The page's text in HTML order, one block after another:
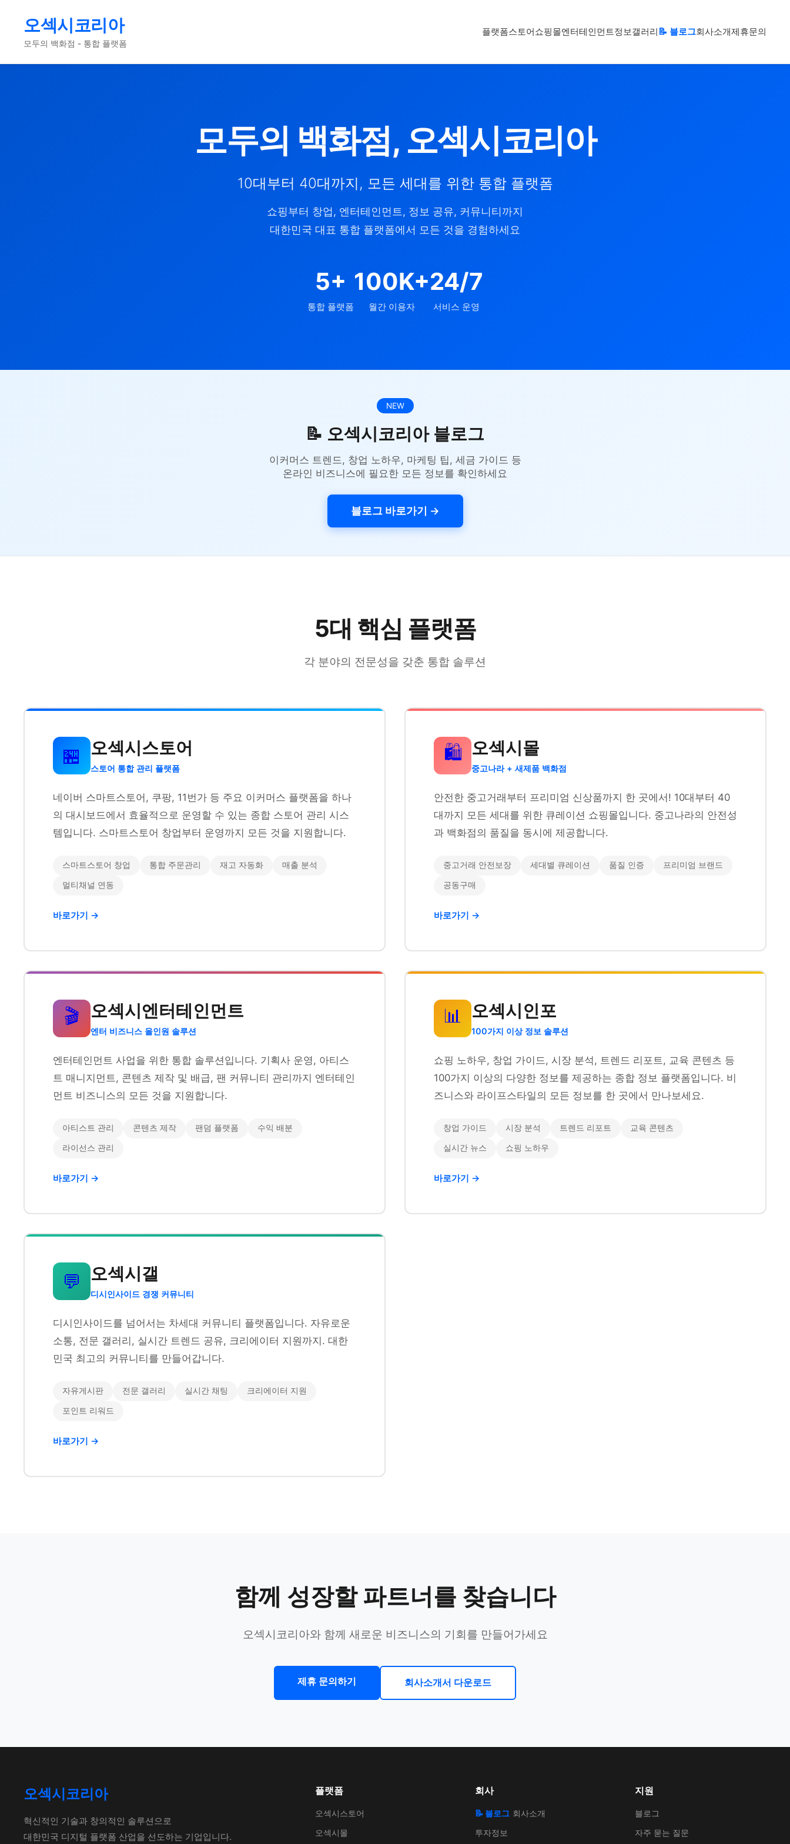
오섹시코리아
모두의 백화점 - 통합 플랫폼
플랫폼스토어쇼핑몰엔터테인먼트정보갤러리📝 블로그회사소개제휴문의
모두의 백화점, 오섹시코리아
10대부터 40대까지, 모든 세대를 위한 통합 플랫폼
쇼핑부터 창업, 엔터테인먼트, 정보 공유, 커뮤니티까지
대한민국 대표 통합 플랫폼에서 모든 것을 경험하세요
5+
통합 플랫폼
100K+
월간 이용자
24/7
서비스 운영
NEW
📝 오섹시코리아 블로그
이커머스 트렌드, 창업 노하우, 마케팅 팁, 세금 가이드 등
온라인 비즈니스에 필요한 모든 정보를 확인하세요
블로그 바로가기 →
5대 핵심 플랫폼
각 분야의 전문성을 갖춘 통합 솔루션
🏪 오섹시스토어
스토어 통합 관리 플랫폼
네이버 스마트스토어, 쿠팡, 11번가 등 주요 이커머스 플랫폼을 하나
의 대시보드에서 효율적으로 운영할 수 있는 종합 스토어 관리 시스
템입니다. 스마트스토어 창업부터 운영까지 모든 것을 지원합니다.
스마트스토어 창업 통합 주문관리 재고 자동화 매출 분석
멀티채널 연동
바로가기 →
🛍️ 오섹시몰
중고나라 + 새제품 백화점
안전한 중고거래부터 프리미엄 신상품까지 한 곳에서! 10대부터 40
대까지 모든 세대를 위한 큐레이션 쇼핑몰입니다. 중고나라의 안전성
과 백화점의 품질을 동시에 제공합니다.
중고거래 안전보장 세대별 큐레이션 품질 인증 프리미엄 브랜드
공동구매
바로가기 →
🎬 오섹시엔터테인먼트
엔터 비즈니스 올인원 솔루션
엔터테인먼트 사업을 위한 통합 솔루션입니다. 기획사 운영, 아티스
트 매니지먼트, 콘텐츠 제작 및 배급, 팬 커뮤니티 관리까지 엔터테인
먼트 비즈니스의 모든 것을 지원합니다.
아티스트 관리 콘텐츠 제작 팬덤 플랫폼 수익 배분
라이선스 관리
바로가기 →
📊 오섹시인포
100가지 이상 정보 솔루션
쇼핑 노하우, 창업 가이드, 시장 분석, 트렌드 리포트, 교육 콘텐츠 등
100가지 이상의 다양한 정보를 제공하는 종합 정보 플랫폼입니다. 비
즈니스와 라이프스타일의 모든 정보를 한 곳에서 만나보세요.
창업 가이드 시장 분석 트렌드 리포트 교육 콘텐츠
실시간 뉴스 쇼핑 노하우
바로가기 →
💬 오섹시갤
디시인사이드 경쟁 커뮤니티
디시인사이드를 넘어서는 차세대 커뮤니티 플랫폼입니다. 자유로운
소통, 전문 갤러리, 실시간 트렌드 공유, 크리에이터 지원까지. 대한
민국 최고의 커뮤니티를 만들어갑니다.
자유게시판 전문 갤러리 실시간 채팅 크리에이터 지원
포인트 리워드
바로가기 →
함께 성장할 파트너를 찾습니다
오섹시코리아와 함께 새로운 비즈니스의 기회를 만들어가세요
제휴 문의하기 회사소개서 다운로드
오섹시코리아
혁신적인 기술과 창의적인 솔루션으로
대한민국 디지털 플랫폼 산업을 선도하는 기업입니다.
플랫폼
오섹시스토어
오섹시몰
회사
📝 블로그 회사소개
투자정보
지원
블로그
자주 묻는 질문